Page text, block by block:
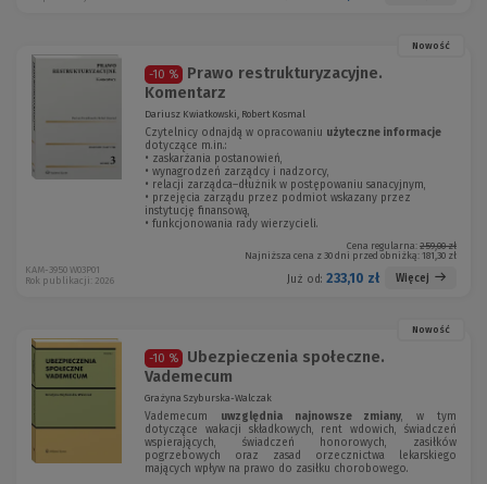
Nowość
-10 %
Prawo restrukturyzacyjne.
Komentarz
Dariusz Kwiatkowski, Robert Kosmal
Czytelnicy odnajdą w opracowaniu użyteczne informacje
dotyczące m.in.:
• zaskarżania postanowień,
• wynagrodzeń zarządcy i nadzorcy,
• relacji zarządca–dłużnik w postępowaniu sanacyjnym,
• przejęcia zarządu przez podmiot wskazany przez
instytucję finansową,
• funkcjonowania rady wierzycieli.
Cena regularna: 259,00 zł
Najniższa cena z 30 dni przed obniżką: 181,30 zł
Już od: 233,10 zł Więcej
KAM-3950 W03P01
Rok publikacji: 2026
Nowość
-10 %
Ubezpieczenia społeczne.
Vademecum
Grażyna Szyburska-Walczak
Vademecum uwzględnia najnowsze zmiany, w tym
dotyczące wakacji składkowych, rent wdowich, świadczeń
wspierających, świadczeń honorowych, zasiłków
pogrzebowych oraz zasad orzecznictwa lekarskiego
mających wpływ na prawo do zasiłku chorobowego.